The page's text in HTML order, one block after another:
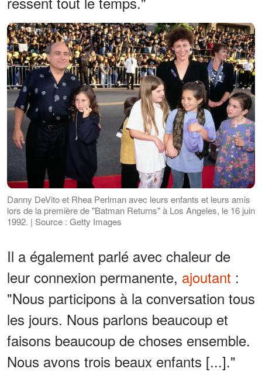
Danny DeVito et Rhea Perlman avec leurs enfants et leurs amis
lors de la première de "Batman Returns" à Los Angeles, le 16 juin
1992. | Source : Getty Images
Il a également parlé avec chaleur de
leur connexion permanente, ajoutant :
"Nous participons à la conversation tous
les jours. Nous parlons beaucoup et
faisons beaucoup de choses ensemble.
Nous avons trois beaux enfants [...]."